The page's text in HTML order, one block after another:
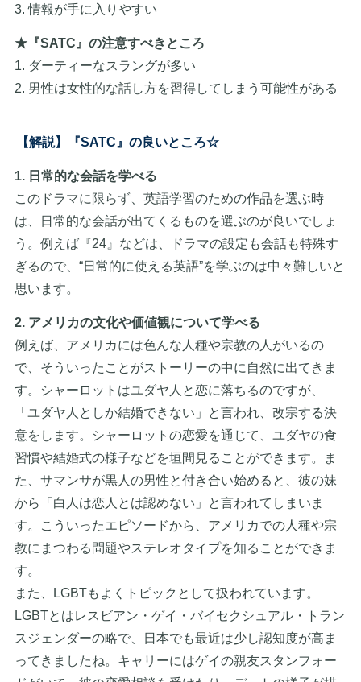
3. 情報が手に入りやすい
★『SATC』の注意すべきところ
1. ダーティーなスラングが多い
2. 男性は女性的な話し方を習得してしまう可能性がある
【解説】『SATC』の良いところ☆
1. 日常的な会話を学べる
このドラマに限らず、英語学習のための作品を選ぶ時
は、日常的な会話が出てくるものを選ぶのが良いでしょ
う。例えば『24』などは、ドラマの設定も会話も特殊す
ぎるので、“日常的に使える英語”を学ぶのは中々難しいと
思います。
2. アメリカの文化や価値観について学べる
例えば、アメリカには色んな人種や宗教の人がいるの
で、そういったことがストーリーの中に自然に出てきま
す。シャーロットはユダヤ人と恋に落ちるのですが、
「ユダヤ人としか結婚できない」と言われ、改宗する決
意をします。シャーロットの恋愛を通じて、ユダヤの食
習慣や結婚式の様子などを垣間見ることができます。ま
た、サマンサが黒人の男性と付き合い始めると、彼の妹
から「白人は恋人とは認めない」と言われてしまいま
す。こういったエピソードから、アメリカでの人種や宗
教にまつわる問題やステレオタイプを知ることができま
す。
また、LGBTもよくトピックとして扱われています。
LGBTとはレスビアン・ゲイ・バイセクシュアル・トラン
スジェンダーの略で、日本でも最近は少し認知度が高ま
ってきましたね。キャリーにはゲイの親友スタンフォー